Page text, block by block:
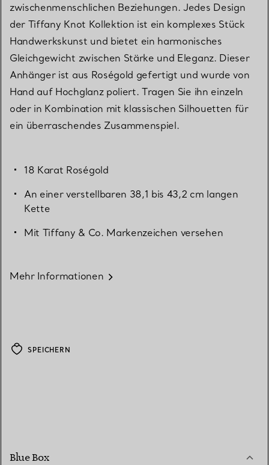
zwischenmenschlichen Beziehungen. Jedes Design
der Tiffany Knot Kollektion ist ein komplexes Stück
Handwerkskunst und bietet ein harmonisches
Gleichgewicht zwischen Stärke und Eleganz. Dieser
Anhänger ist aus Roségold gefertigt und wurde von
Hand auf Hochglanz poliert. Tragen Sie ihn einzeln
oder in Kombination mit klassischen Silhouetten für
ein überraschendes Zusammenspiel.
18 Karat Roségold
An einer verstellbaren 38,1 bis 43,2 cm langen
Kette
Mit Tiffany & Co. Markenzeichen versehen
Mehr Informationen
SPEICHERN
Blue Box